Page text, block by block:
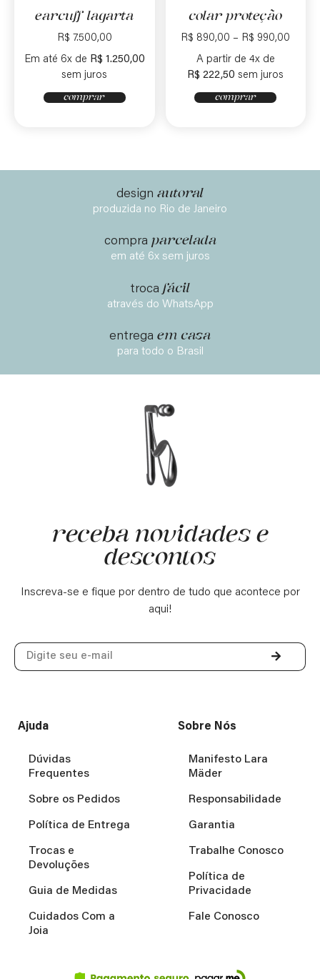
earcuff lagarta
R$ 7.500,00
Em até 6x de R$ 1.250,00
sem juros
comprar
colar proteção
R$ 890,00 – R$ 990,00
A partir de 4x de
R$ 222,50 sem juros
comprar
design autoral
produzida no Rio de Janeiro
compra parcelada
em até 6x sem juros
troca fácil
através do WhatsApp
entrega em casa
para todo o Brasil
receba novidades e
descontos
Inscreva-se e fique por dentro de tudo que acontece por
aqui!
Ajuda
Dúvidas
Frequentes
Sobre os Pedidos
Política de Entrega
Trocas e
Devoluções
Guia de Medidas
Cuidados Com a
Joia
Sobre Nós
Manifesto Lara
Mäder
Responsabilidade
Garantia
Trabalhe Conosco
Política de
Privacidade
Fale Conosco